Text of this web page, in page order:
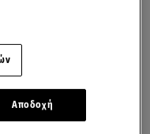
την εργασία τους,
Αποδοχή